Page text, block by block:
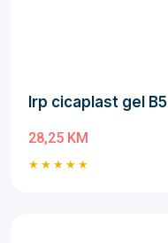
lrp cicaplast gel B5
28,25 KM